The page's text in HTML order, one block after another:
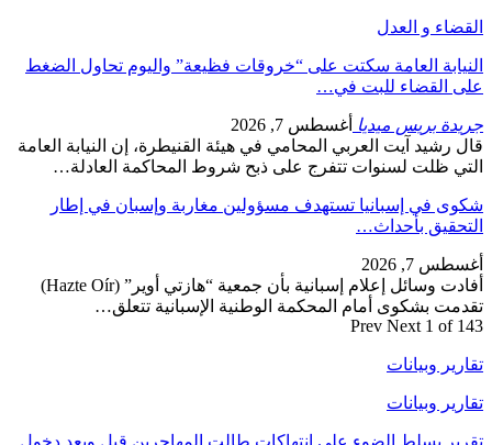
القضاء و العدل
النيابة العامة سكتت على “خروقات فظيعة” واليوم تحاول الضغط
على القضاء للبت في…
جريدة بريس ميديا أغسطس 7, 2026
قال رشيد آيت العربي المحامي في هيئة القنيطرة، إن النيابة العامة
التي ظلت لسنوات تتفرج على ذبح شروط المحاكمة العادلة…
شكوى في إسبانيا تستهدف مسؤولين مغاربة وإسبان في إطار
التحقيق بأحداث…
أغسطس 7, 2026
أفادت وسائل إعلام إسبانية بأن جمعية “هازتي أوير” (Hazte Oír)
تقدمت بشكوى أمام المحكمة الوطنية الإسبانية تتعلق…
Prev Next 1 of 143
تقارير وبيانات
تقارير وبيانات
تقرير يسلط الضوء على انتهاكات طالت المهاجرين قبل وبعد دخول